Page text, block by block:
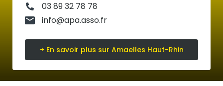
03 89 32 78 78
info@apa.asso.fr
+ En savoir plus sur Amaelles Haut-Rhin